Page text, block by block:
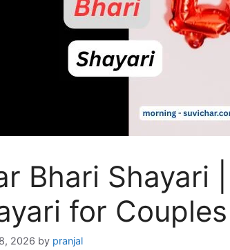
Bhari Shayari
for Couples
2026 by pranjal